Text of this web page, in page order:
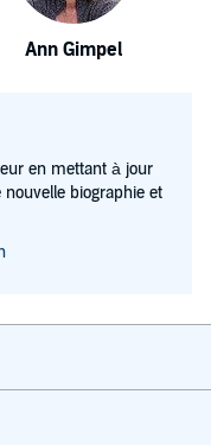
Ann Gimpel
en mettant à jour
biographie et